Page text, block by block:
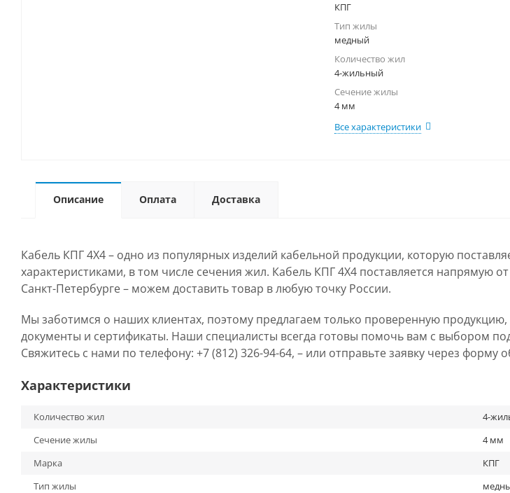
КПГ
Тип жилы
медный
Количество жил
4-жильный
Сечение жилы
4 мм
Все характеристики
Описание Оплата Доставка
Кабель КПГ 4Х4 – одно из популярных изделий кабельной продукции, которую
характеристиками, в том числе сечения жил. Кабель КПГ 4Х4 поставляется напрямую
Санкт-Петербурге – можем доставить товар в любую точку России.
Мы заботимся о наших клиентах, поэтому предлагаем только проверенную
документы и сертификаты. Наши специалисты всегда готовы помочь вам с выбором
Свяжитесь с нами по телефону: +7 (812) 326-94-64, – или отправьте заявку через форму
Характеристики
Количество жил
4-
Сечение жилы
4 мм
Марка
КПГ
Тип жилы